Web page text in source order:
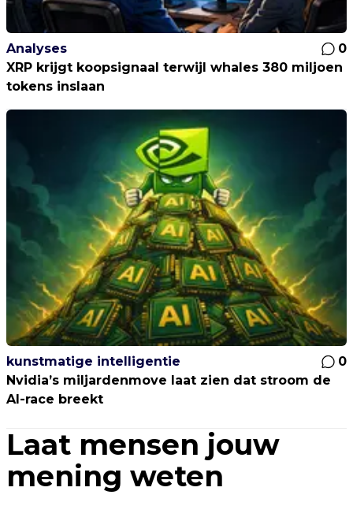
Analyses
0
XRP krijgt koopsignaal terwijl whales 380 miljoen
tokens inslaan
kunstmatige intelligentie
0
Nvidia’s miljardenmove laat zien dat stroom de
AI-race breekt
Laat mensen jouw
mening weten